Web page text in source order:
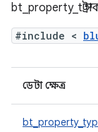
bt_property_t
#include <
ডেটা ক্ষেত্র